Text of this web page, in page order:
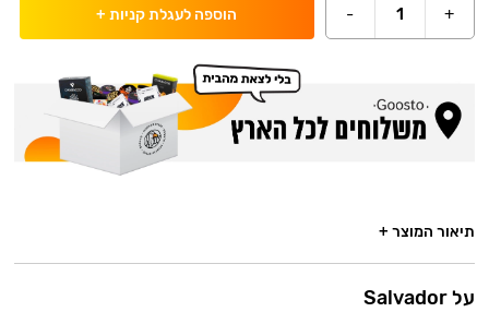
+
1
- הוספה לעגלת קניות +
תיאור המוצר +
על Salvador